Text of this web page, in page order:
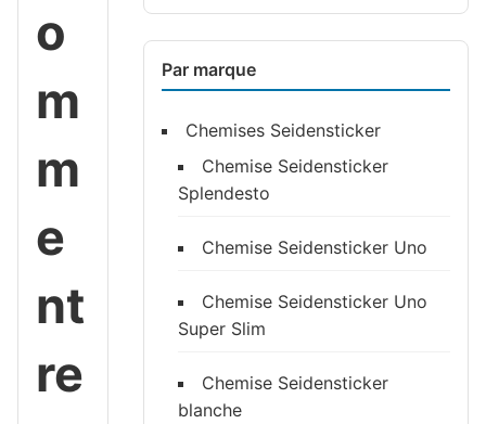
o
m
m
e
nt
re
Par marque
Chemises Seidensticker
Chemise Seidensticker
Splendesto
Chemise Seidensticker Uno
Chemise Seidensticker Uno
Super Slim
Chemise Seidensticker
blanche